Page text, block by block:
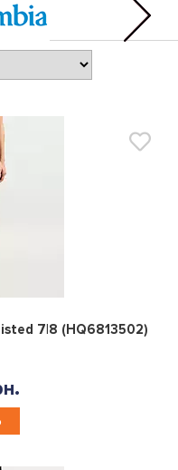
0
7|8 (HQ6813502)